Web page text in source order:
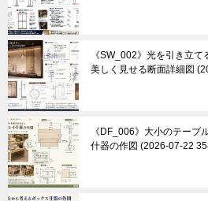
《SW_002》光を引き立
美しく見せる断面詳細図
《DF_006》大小のテーブ
什器の作図
2026-07-22